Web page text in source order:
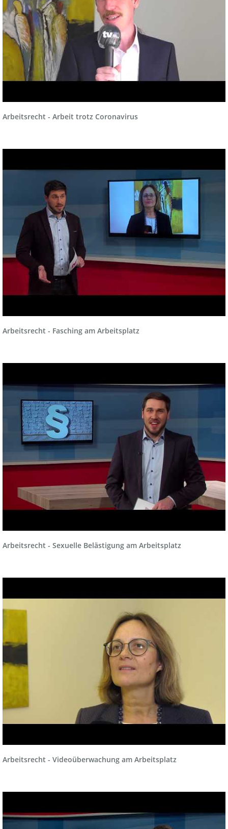
Arbeitsrecht - Arbeit trotz Coronavirus
Arbeitsrecht - Fasching am Arbeitsplatz
Arbeitsrecht - Sexuelle Belästigung am Arbeitsplatz
Arbeitsrecht - Videoüberwachung am Arbeitsplatz